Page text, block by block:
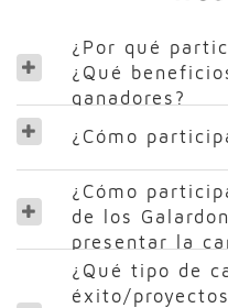
¿Por qué
¿Qué
ganadores?
¿Cómo
¿Cómo
de los
presentar la
¿Qué tipo de
éxito/